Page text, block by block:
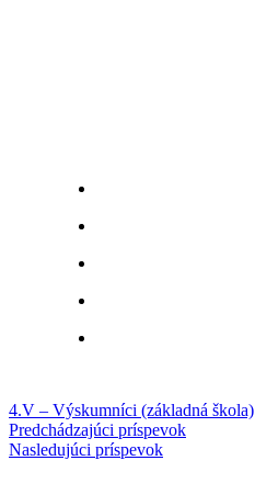
4.V – Výskumníci (základná škola)
Predchádzajúci príspevok
Nasledujúci príspevok